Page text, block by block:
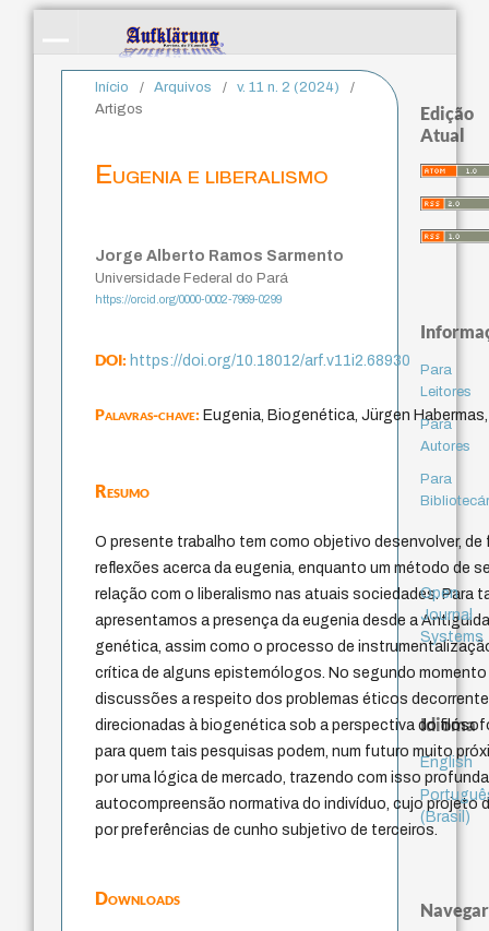
Início / Arquivos / v. 11 n. 2 (2024)
/
Artigos
Eugenia e liberalismo
Jorge Alberto Ramos Sarmento
Universidade Federal do Pará
https://orcid.org/0000-0002-7969-0299
DOI:https://doi.org/10.18012/arf.v11i2.68930
Palavras-chave:Eugenia, Biogenética, Jürgen
Resumo
O presente trabalho tem como objetivo desenvolver, de
reflexões acerca da eugenia, enquanto um método de
relação com o liberalismo nas atuais sociedades. Para
apresentamos a presença da eugenia desde a
genética, assim como o processo de
crítica de alguns epistemólogos. No segundo
discussões a respeito dos problemas éticos
direcionadas à biogenética sob a perspectiva do
para quem tais pesquisas podem, num futuro muito
por uma lógica de mercado, trazendo com isso
autocompreensão normativa do indivíduo, cujo projeto
por preferências de cunho subjetivo de terceiros.
Downloads
Edição
Atual
Para
Leitores
Para
Autores
Para
Open
Journal
Systems
Idioma
English
(Brasil)
Navegar